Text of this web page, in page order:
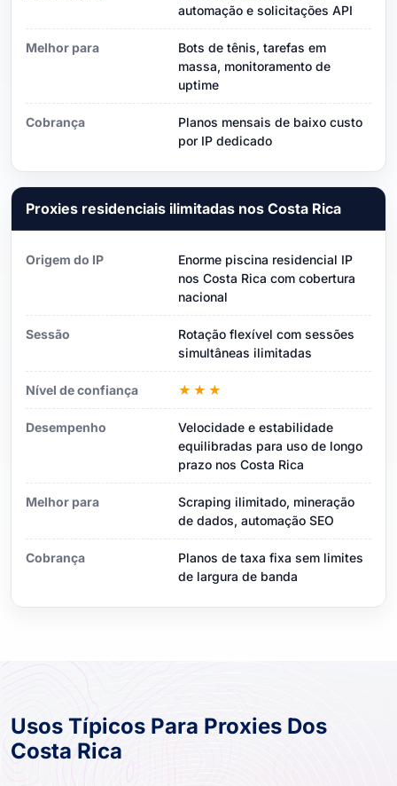
automação e solicitações API
Melhor para
Bots de tênis, tarefas em
massa, monitoramento de
uptime
Cobrança
Planos mensais de baixo custo
por IP dedicado
Proxies residenciais ilimitadas nos Costa Rica
Origem do IP
Enorme piscina residencial IP
nos Costa Rica com cobertura
nacional
Sessão
Rotação flexível com sessões
simultâneas ilimitadas
Nível de confiança ★★★
Desempenho
Velocidade e estabilidade
equilibradas para uso de longo
prazo nos Costa Rica
Melhor para
Scraping ilimitado, mineração
de dados, automação SEO
Cobrança
Planos de taxa fixa sem limites
de largura de banda
Usos Típicos Para Proxies Dos
Costa Rica